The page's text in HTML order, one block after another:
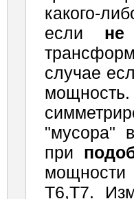
какого-
если не
случае
"мусора"
при
Т6,Т7.